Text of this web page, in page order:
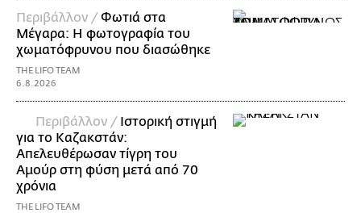
Περιβάλλον /Φωτιά στα
Μέγαρα: Η φωτογραφία του
χωματόφρυνου που διασώθηκε
THE LIFO TEAM
6.8.2026
Περιβάλλον / Ιστορική στιγμή
για το Καζακστάν:
Απελευθέρωσαν τίγρη του
Αμούρ στη φύση μετά από 70
χρόνια
THE LIFO TEAM